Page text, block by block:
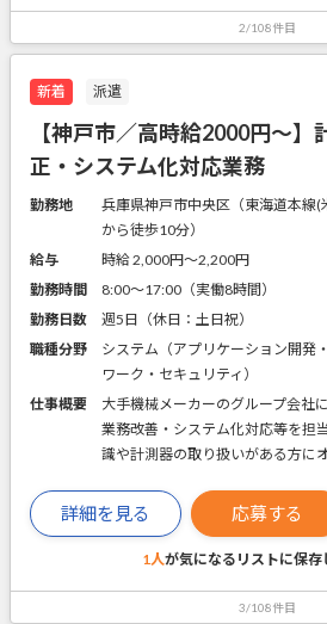
2/108件目
新着 派遣
【神戸市／高時給2000円～】
正・システム化対応業務
勤務地
兵庫県神戸市中央区（東海道本線
から徒歩10分）
給与
時給 2,000円〜2,200円
勤務時間
8:00～17:00（実働8時間）
勤務日数
週5日（休日：土日祝）
職種分野
システム（アプリケーション開発
ワーク・セキュリティ）
仕事概要
大手機械メーカーのグループ会社
業務改善・システム化対応等を担
識や計測器の取り扱いがある方に
詳細を見る 応募する
1人が気になるリストに保存
3/108件目